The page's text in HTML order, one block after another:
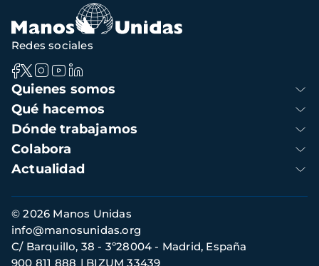
Navegación
principal
Quienes somos
Qué hacemos
Dónde trabajamos
Colabora
Actualidad
Redes sociales
Información
de
contacto
© 2026 Manos Unidas
C/ Barquillo, 38 - 3º28004 - Madrid, España
900 811 888
BIZUM 33439
info@manosunidas.org